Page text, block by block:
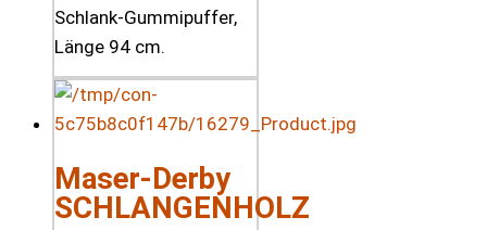
Schlank-Gummipuffer,
Länge 94 cm.
Maser-Derby
SCHLANGENHOLZ